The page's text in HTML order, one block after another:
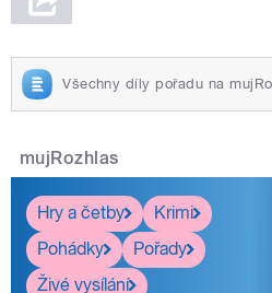
Všechny díly pořadu na
mujRozhlas
Hry a četby
Krimi
Pohádky
Pořady
Živé vysílání